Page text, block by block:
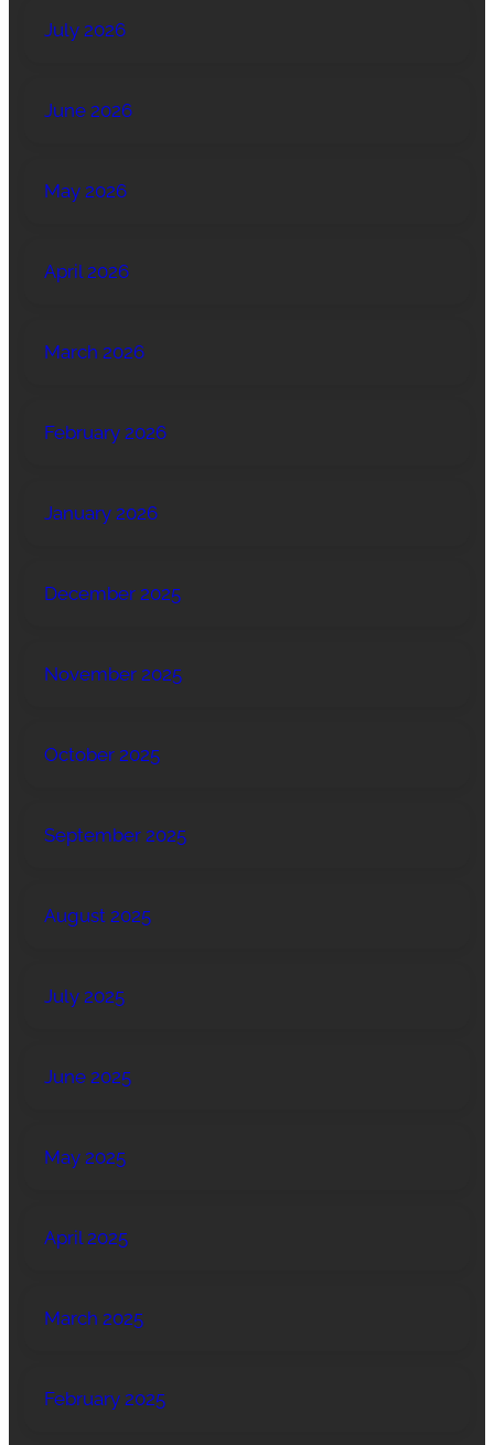
July 2026
June 2026
May 2026
April 2026
March 2026
February 2026
January 2026
December 2025
November 2025
October 2025
September 2025
August 2025
July 2025
June 2025
May 2025
April 2025
March 2025
February 2025